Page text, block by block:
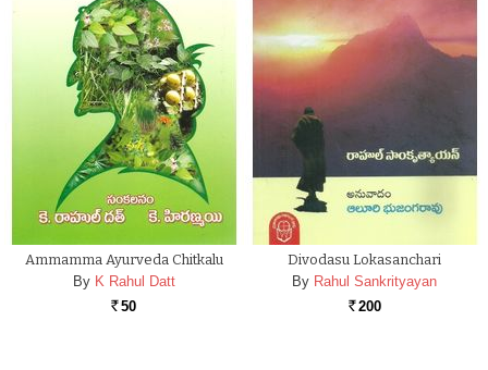
Ammamma Ayurveda Chitkalu
By K Rahul Datt
Rs. 50
Divodasu Lokasanchari
By Rahul Sankrityayan
Rs. 200